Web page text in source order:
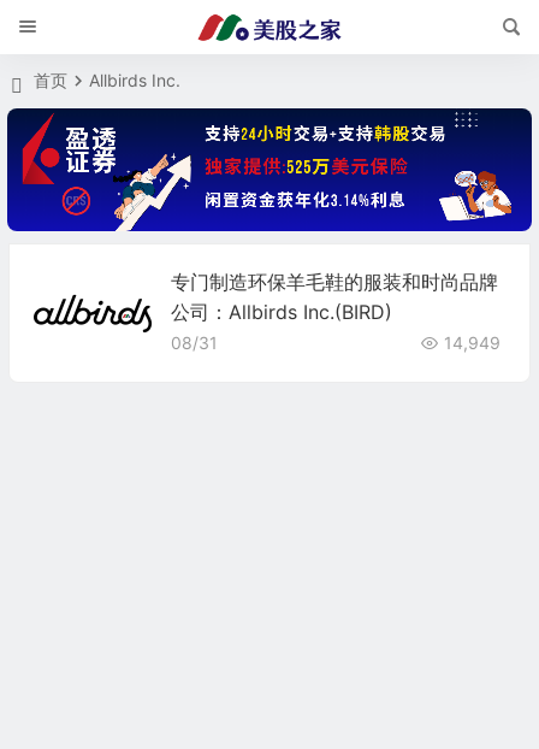
首页 Allbirds Inc.
专门制造环保羊毛鞋的服装和时尚品牌
公司：Allbirds Inc.(BIRD)
08/31 14,949